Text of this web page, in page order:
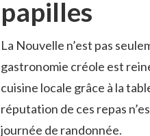
papilles
La Nouvelle n’est pas
gastronomie créole est
cuisine locale grâce à la
réputation de ces repas
journée de randonnée.